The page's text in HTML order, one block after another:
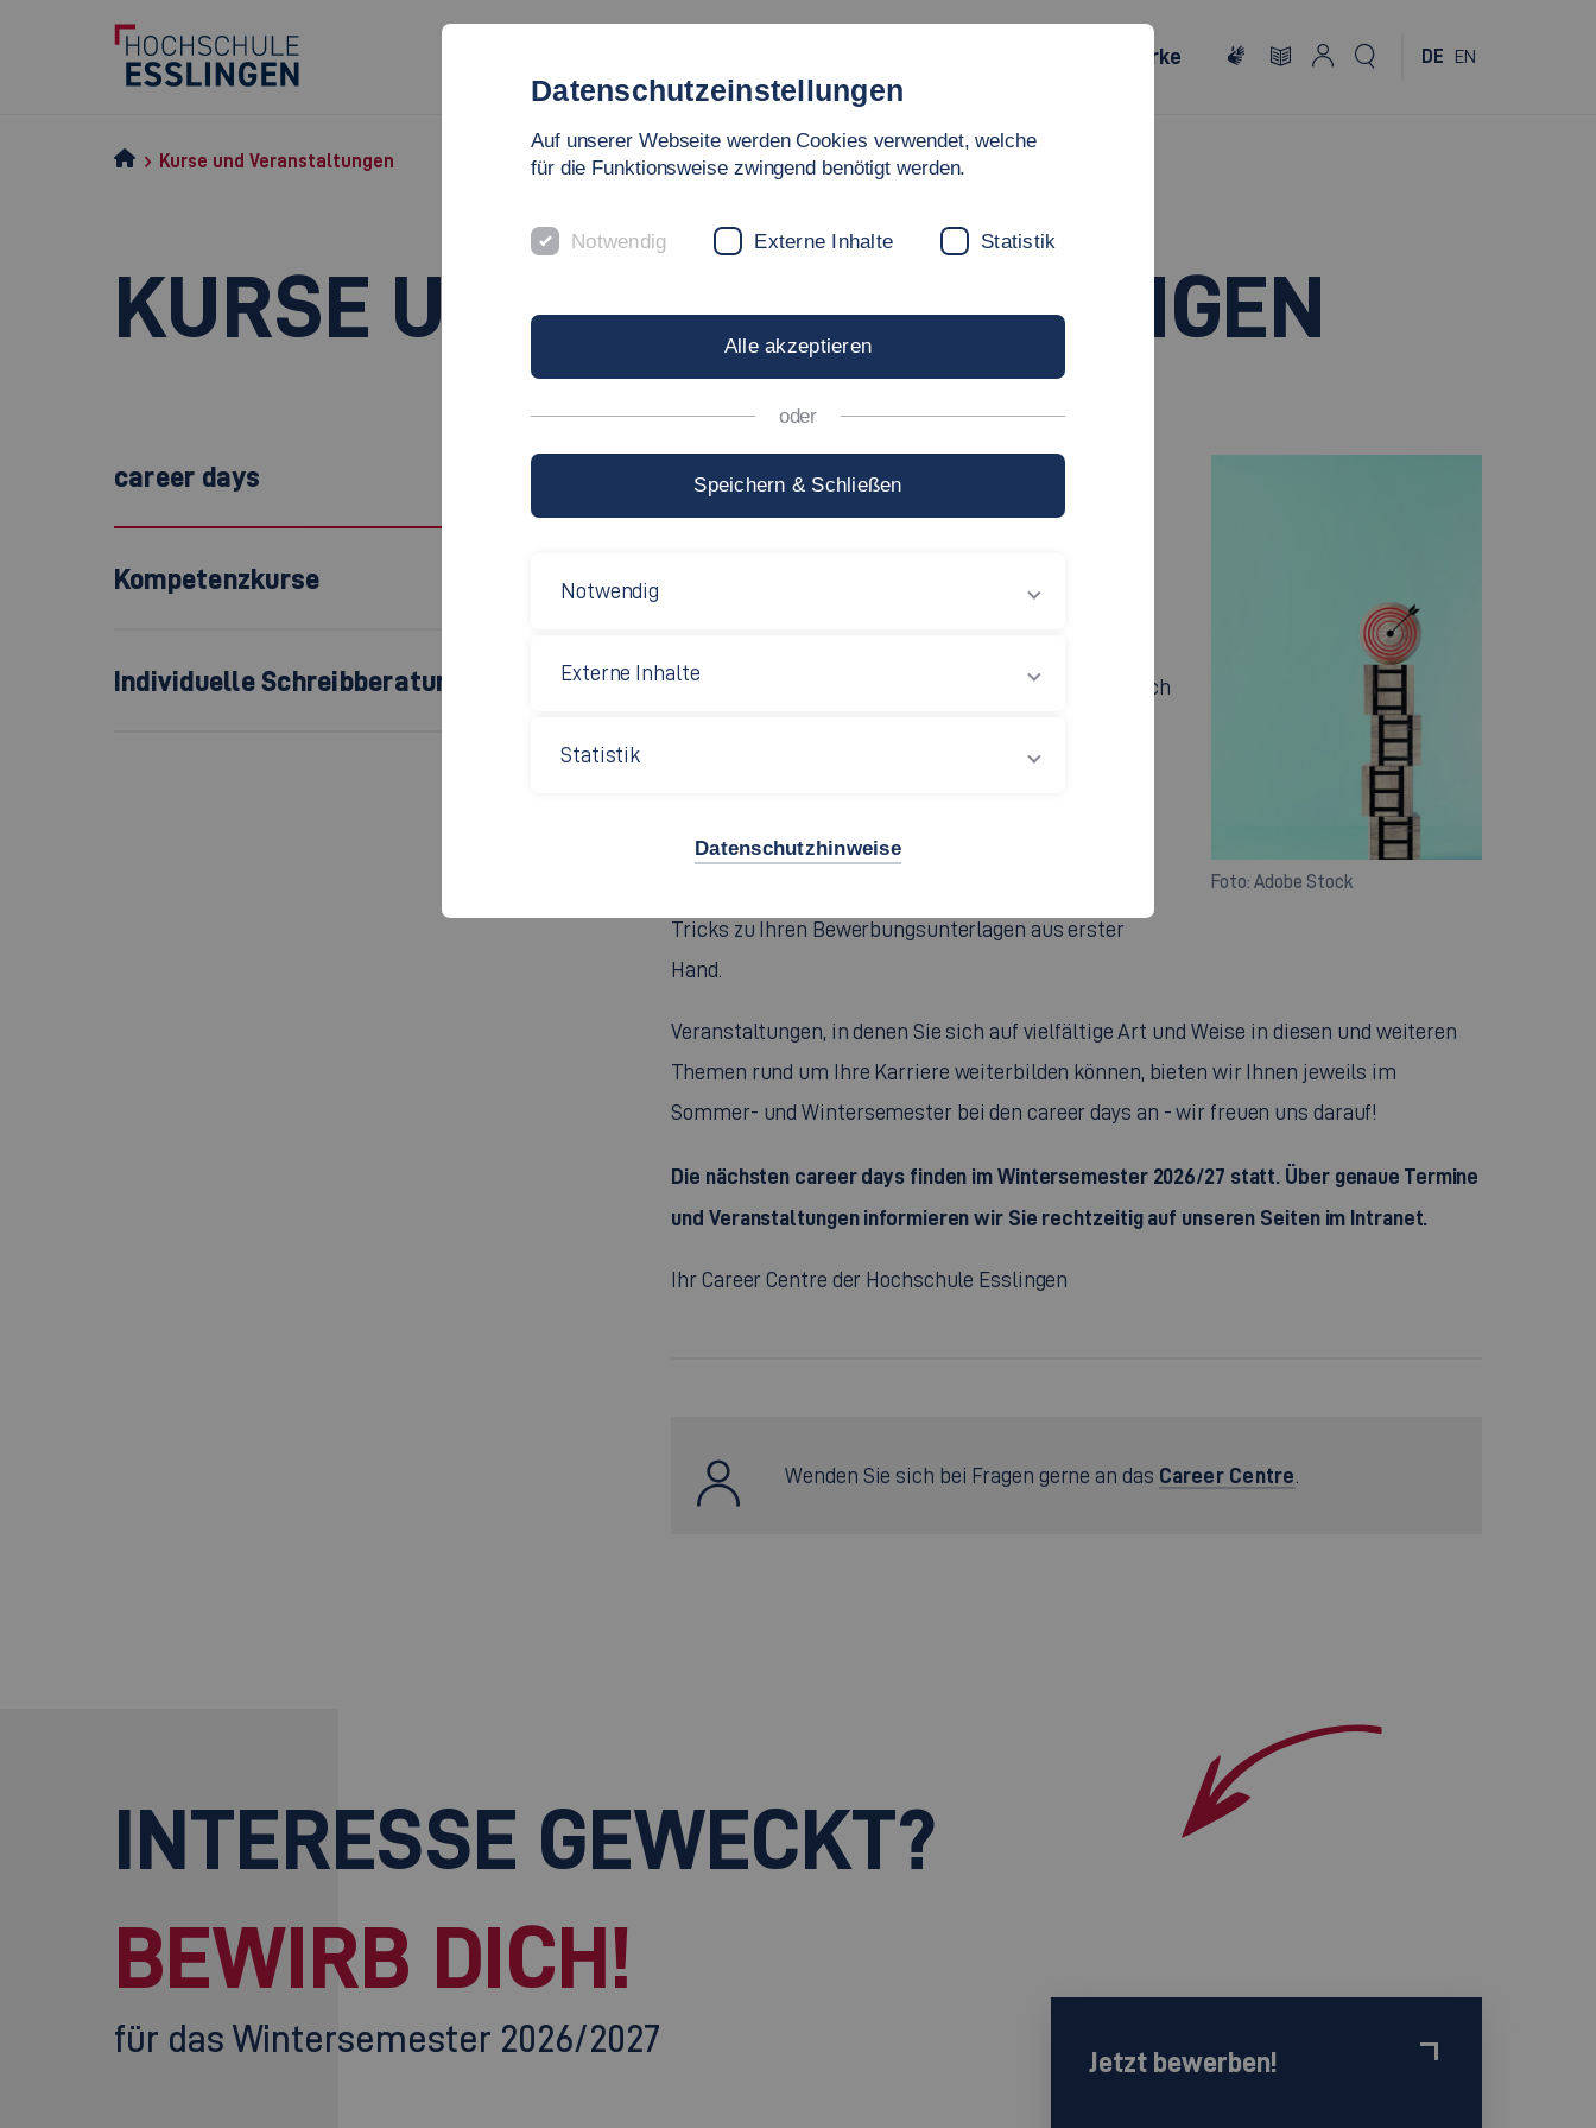
Netzwerke DE EN
Kurse und Veranstaltungen
KURSE UND VERANSTALTUNGEN
career days
Kompetenzkurse
Individuelle Schreibberatung
Foto: Adobe Stock
CAREER DAYS
Durch unsere Workshops und Vorträge können Sie sich
Personalreferent:innen und Fachvertreter:innen aus
Tricks zu Ihren Bewerbungsunterlagen aus erster
Hand.
Veranstaltungen, in denen Sie sich auf vielfältige Art und Weise in diesen und weiteren
Themen rund um Ihre Karriere weiterbilden können, bieten wir Ihnen jeweils im
Sommer- und Wintersemester bei den career days an - wir freuen uns darauf!
Die nächsten career days finden im Wintersemester 2026/27 statt. Über genaue Termine
und Veranstaltungen informieren wir Sie rechtzeitig auf unseren Seiten im Intranet.
Ihr Career Centre der Hochschule Esslingen
Wenden Sie sich bei Fragen gerne an das Career Centre.
INTERESSE GEWECKT?
BEWIRB DICH!
für das Wintersemester 2026/2027
Jetzt bewerben!
Datenschutzeinstellungen
Auf unserer Webseite werden Cookies verwendet, welche
für die Funktionsweise zwingend benötigt werden.
Notwendig Externe Inhalte Statistik
Alle akzeptieren
oder
Speichern & Schließen
Notwendig
Externe Inhalte
Statistik
Datenschutzhinweise